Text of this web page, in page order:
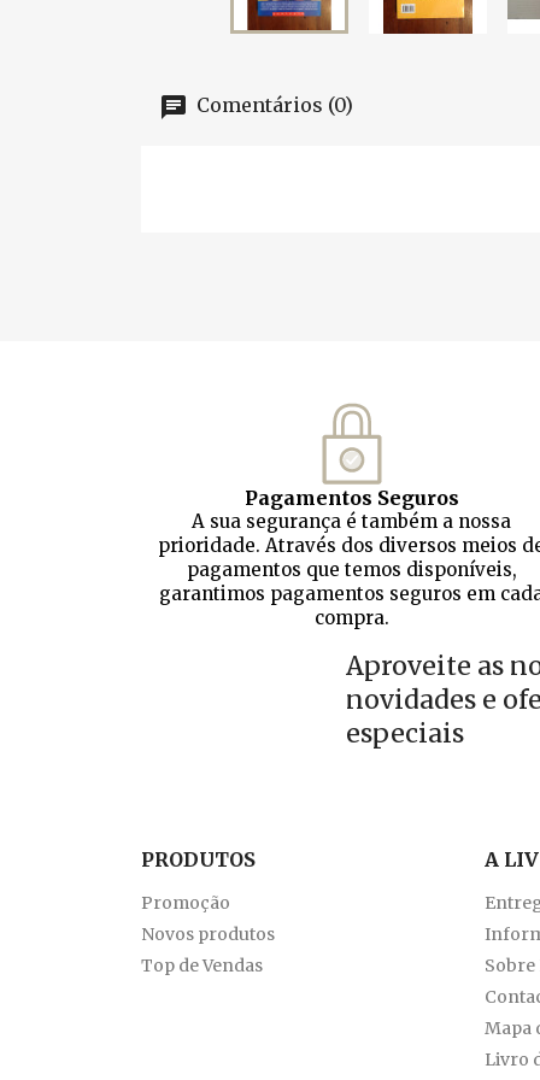
Comentários (0)
Pagamentos Seguros
A sua segurança é também a nossa
prioridade. Através dos diversos meios
pagamentos que temos disponíveis,
garantimos pagamentos seguros em
compra.
Aproveite as
novidades e
especiais
PRODUTOS
Promoção
Novos produtos
Top de Vendas
A
Sobre
Mapa
Livro